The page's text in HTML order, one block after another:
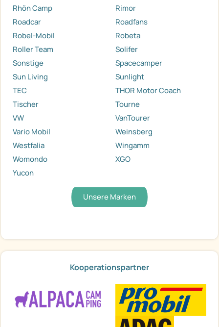
Rhön Camp
Rimor
Roadcar
Roadfans
Robel-Mobil
Robeta
Roller Team
Solifer
Sonstige
Spacecamper
Sun Living
Sunlight
TEC
THOR Motor Coach
Tischer
Tourne
VW
VanTourer
Vario Mobil
Weinsberg
Westfalia
Wingamm
Womondo
XGO
Yucon
Unsere Marken
Kooperationspartner